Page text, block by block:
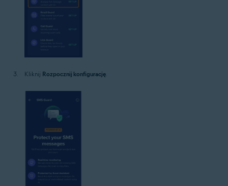
Kliknij Rozpocznij konfigurację.